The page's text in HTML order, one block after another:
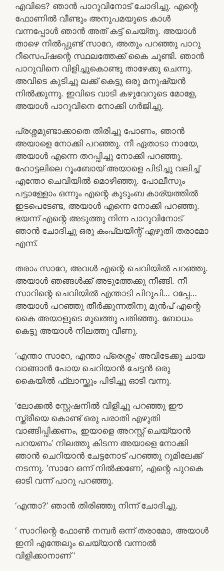
എവിടെ? ഞാൻ പാറുവിനോട് ചോദിച്ചു. എന്റെ
ഫോണിൽ വീണ്ടും അനുപമയുടെ കാൾ
വന്നപ്പോൾ ഞാൻ അത് കട്ട്‌ ചെയ്തു. അയാൾ
താഴെ നിൽപ്പുണ്ട് സാറേ, അതും പറഞ്ഞു പാറു
റീസെപ്ഷന്റെ സ്ഥലത്തേക്ക് കൈ ചൂണ്ടി. ഞാൻ
പാറുവിനെ വിളിച്ചുകൊണ്ടു താഴേക്കു ചെന്നു.
അവിടെ കുടിച്ചു ലക്ക് കെട്ടു ഒരു മനുഷ്യൻ
നിൽക്കുന്നു. ഇവിടെ വാടി കഴുവേറുടെ മോളേ,
അയാൾ പാറുവിനെ നോക്കി ഗർജിച്ചു.
പ്രശ്നമുണ്ടാക്കാതെ തിരിച്ചു പോണം, ഞാൻ
അയാളെ നോക്കി പറഞ്ഞു. നീ ഏതാടാ നായേ,
അയാൾ എന്നെ തറപ്പിച്ചു നോക്കി പറഞ്ഞു.
ഹോട്ടലിലെ റൂംബോയ് അയാളെ പിടിച്ചു വലിച്ച്
എന്തോ ചെവിയിൽ മൊഴിഞ്ഞു. പോലീസും
പട്ടാള്ളോം ഒന്നും എന്റെ കുടുംബ കാര്യത്തിൽ
ഇടപെടേണ്ട, അയാൾ എന്നെ നോക്കി പറഞ്ഞു.
ഭയന്ന് എന്റെ അടുത്തു നിന്ന പാറുവിനോട്
ഞാൻ ചോദിച്ചു ഒരു കംപ്ലയിന്റ് എഴുതി തരാമോ
എന്ന്.
തരാം സാറേ, അവൾ എന്റെ ചെവിയിൽ പറഞ്ഞു.
അയാൾ ഞങ്ങൾക്ക് അടുത്തേക്കു നീങ്ങി. നീ
സാറിന്റെ ചെവിയിൽ എന്താടി പിറുപി… ഠപ്പേ…
അയാൾ പറഞ്ഞു തീർക്കുന്നതിനു മുൻപ് എന്റെ
കൈ അയാളുടെ മുഖത്തു പതിഞ്ഞു. ബോധം
കെട്ടു അയാൾ നിലത്തു വീണു.
‘എന്താ സാറേ, എന്താ പ്രെശ്നം’ അവിടേക്കു ചായ
വാങ്ങാൻ പോയ ചെറിയാൻ ചേട്ടൻ ഒരു
കൈയിൽ ഫ്ലാസ്ക്കും പിടിച്ചു ഓടി വന്നു.
‘ലോക്കൽ സ്റ്റേഷനിൽ വിളിച്ചു പറഞ്ഞു ഈ
സ്ത്രീയെ കൊണ്ട് ഒരു പരാതി എഴുതി
വാങ്ങിപ്പിക്കണം, ഇയാളെ അറസ്റ്റ് ചെയ്യാൻ
പറയണം’ നിലത്തു കിടന്ന അയാളെ നോക്കി
ഞാൻ ചെറിയാൻ ചേട്ടനോട് പറഞ്ഞു റൂമിലേക്ക്‌
നടന്നു. ‘സാറേ ഒന്ന് നിൽക്കണേ’, എന്റെ പുറകെ
ഓടി വന്ന് പാറു പറഞ്ഞു.
‘എന്താ?’ ഞാൻ തിരിഞ്ഞു നിന്ന് ചോദിച്ചു.
‘ സാറിന്റെ ഫോൺ നമ്പർ ഒന്ന് തരാമോ, അയാൾ
ഇനി എന്തേലും ചെയ്യാൻ വന്നാൽ
വിളിക്കാനാണ് ‘